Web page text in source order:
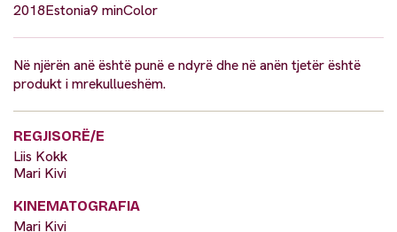
2018Estonia9 minColor
Në njërën anë është punë e ndyrë dhe në anën tjetër është
produkt i mrekullueshëm.
REGJISORË/E
Liis Kokk
Mari Kivi
KINEMATOGRAFIA
Mari Kivi